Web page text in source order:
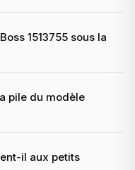
1513755 sous la
pile du modèle
il aux petits